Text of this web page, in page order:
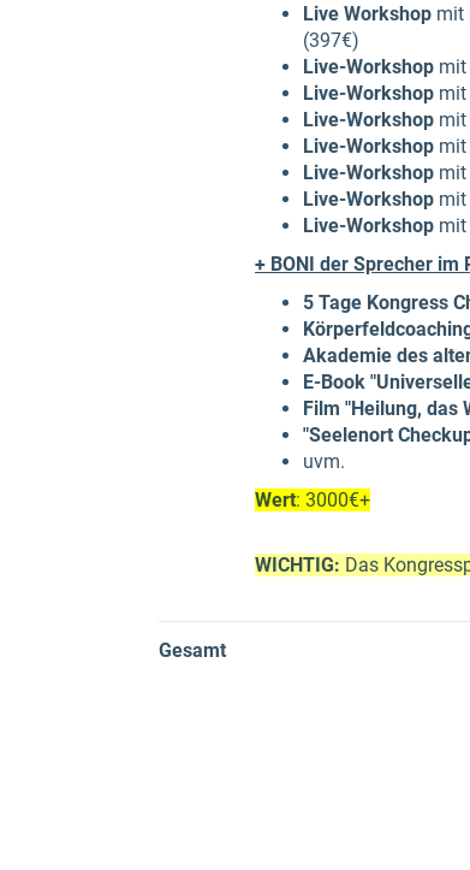
Live Workshop mit
(397€)
Live-Workshop mit
Live-Workshop mit
Live-Workshop mit
Live-Workshop mit
Live-Workshop mit
Live-Workshop mit
Live-Workshop mit
+ BONI der Sprecher im
5 Tage Kongress
Akademie des
E-Book
Film "Heilung, das
"Seelenort
uvm.
Wert: 3000€+
WICHTIG: Das
Gesamt